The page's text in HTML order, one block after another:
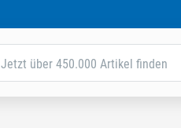
Jetzt über 450.000 Artikel finden